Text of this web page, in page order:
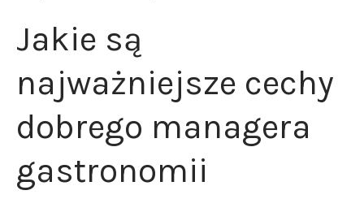
Jakie są
najważniejsze cechy
dobrego managera
gastronomii